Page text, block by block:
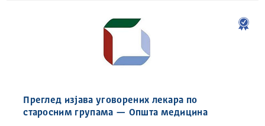
Преглед изјава уговорених лекара по
старосним групама — Општа медицина